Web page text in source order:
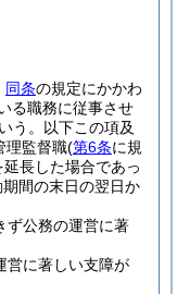
同条の規定にかかわ
る職務に従事させ
う。以下この項及
理監督職(第6条に規
長した場合であっ
間の末日の翌日か
ず公務の運営に著
営に著しい支障が